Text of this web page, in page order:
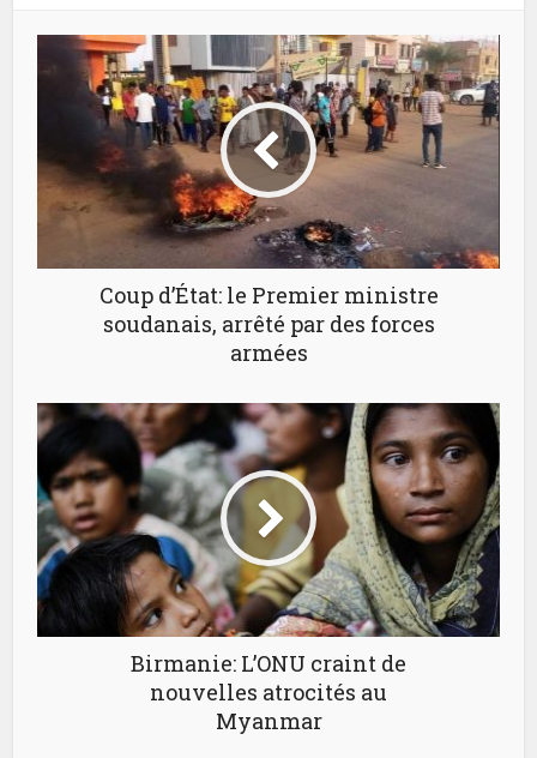
Coup d’État: le Premier ministre
soudanais, arrêté par des forces
armées
Birmanie: L’ONU craint de
nouvelles atrocités au
Myanmar